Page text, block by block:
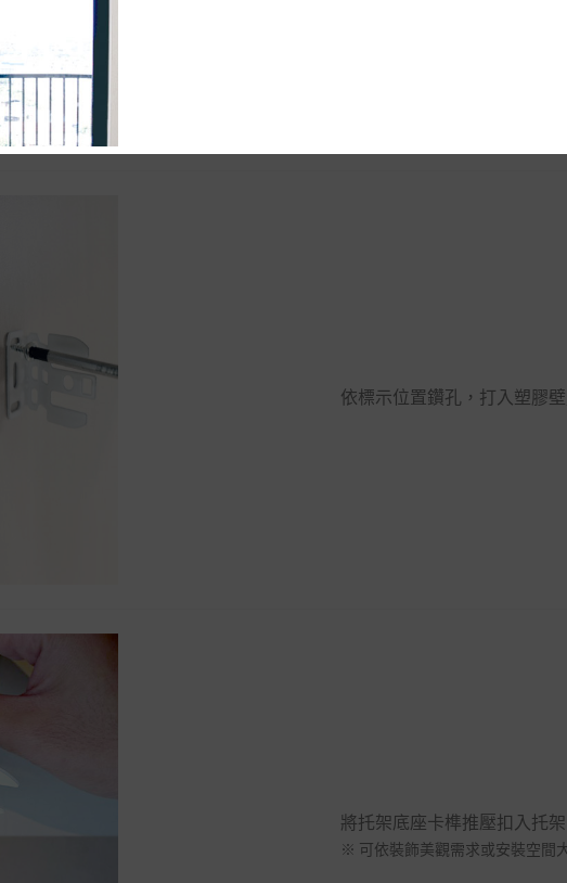
依標示位置鑽孔，打入塑膠
將托架底座卡榫推壓扣入托
※ 可依裝飾美觀需求或安裝空間